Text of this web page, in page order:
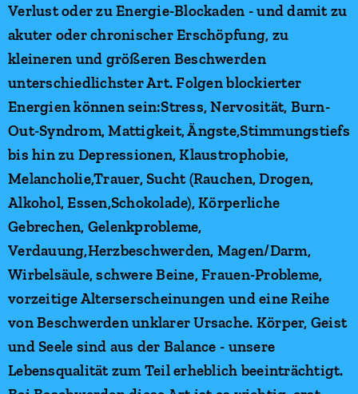
Verlust oder zu Energie-Blockaden - und damit zu
akuter oder chronischer Erschöpfung, zu
kleineren und größeren Beschwerden
unterschiedlichster Art. Folgen blockierter
Energien können sein:Stress, Nervosität, Burn-
Out-Syndrom, Mattigkeit, Ängste,Stimmungstiefs
bis hin zu Depressionen, Klaustrophobie,
Melancholie,Trauer, Sucht (Rauchen, Drogen,
Alkohol, Essen,Schokolade), Körperliche
Gebrechen, Gelenkprobleme,
Verdauung,Herzbeschwerden, Magen/Darm,
Wirbelsäule, schwere Beine, Frauen-Probleme,
vorzeitige Alterserscheinungen und eine Reihe
von Beschwerden unklarer Ursache. Körper, Geist
und Seele sind aus der Balance - unsere
Lebensqualität zum Teil erheblich beeinträchtigt.